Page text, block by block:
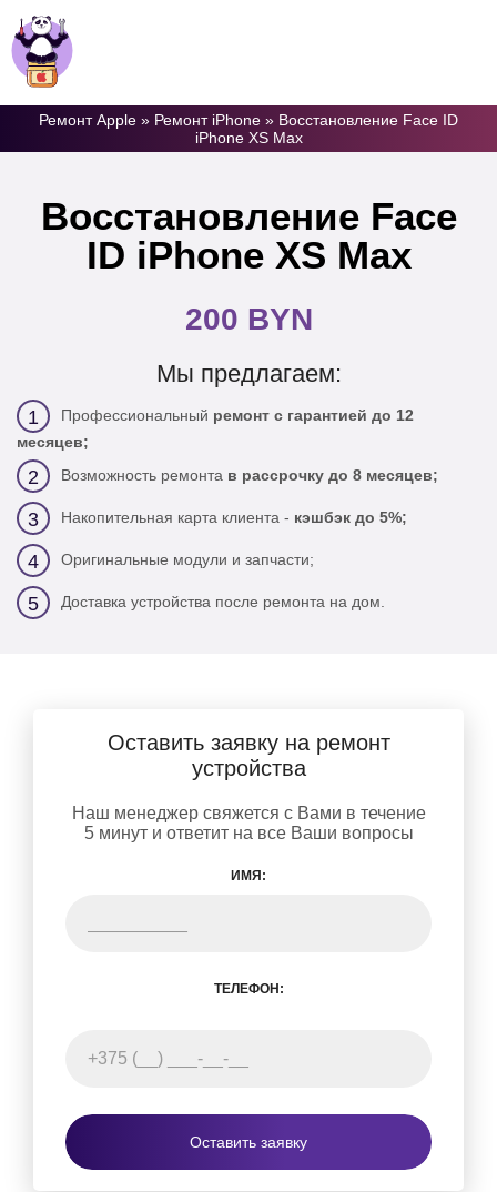
Ремонт Apple » Ремонт iPhone » Восстановление Face ID
iPhone XS Max
Восстановление Face
ID iPhone XS Max
200 BYN
Мы предлагаем:
1 Профессиональный ремонт с гарантией до 12
месяцев;
2 Возможность ремонта в рассрочку до 8 месяцев;
3 Накопительная карта клиента - кэшбэк до 5%;
4 Оригинальные модули и запчасти;
5 Доставка устройства после ремонта на дом.
Оставить заявку на ремонт
устройства
Наш менеджер свяжется с Вами в течение
5 минут и ответит на все Ваши вопросы
ИМЯ:
ТЕЛЕФОН:
Оставить заявку